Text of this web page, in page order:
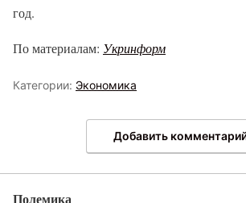
год.
По материалам: Укринформ
Категории: Экономика
Добавить
Полемика